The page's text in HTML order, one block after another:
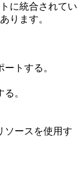
に統合されてい
ります。
トする。
。
ソースを使用す